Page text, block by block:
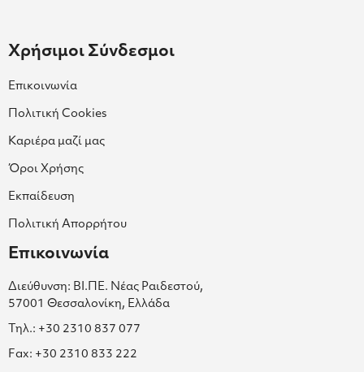
Χρήσιμοι Σύνδεσμοι
Επικοινωνία
Πολιτική Cookies
Καριέρα μαζί μας
Όροι Χρήσης
Εκπαίδευση
Πολιτική Απορρήτου
Επικοινωνία
Διεύθυνση: ΒΙ.ΠΕ. Νέας Ραιδεστού,
57001 Θεσσαλονίκη, Ελλάδα
Τηλ.: +30 2310 837 077
Fax: +30 2310 833 222